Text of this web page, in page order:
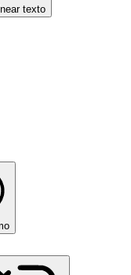
texto